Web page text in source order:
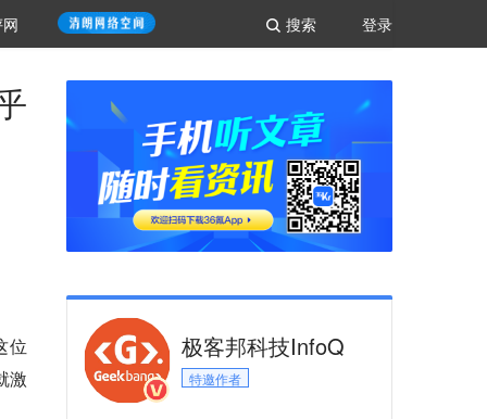
登录
搜索
位
激
极客邦科技InfoQ
特邀作者